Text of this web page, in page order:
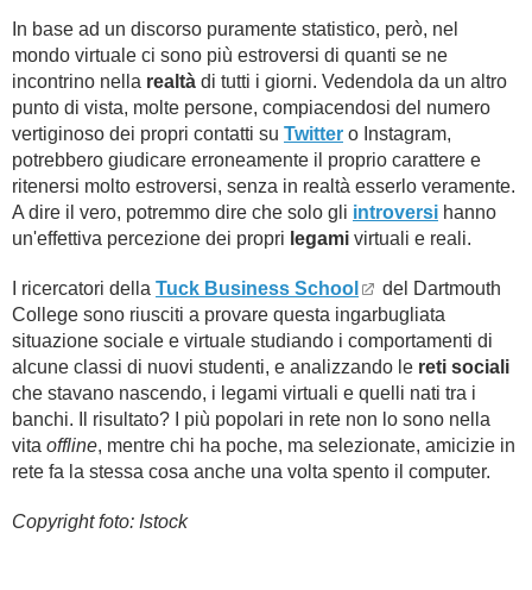
In base ad un discorso puramente statistico, però, nel
mondo virtuale ci sono più estroversi di quanti se ne
incontrino nella realtà di tutti i giorni. Vedendola da un altro
punto di vista, molte persone, compiacendosi del numero
vertiginoso dei propri contatti su Twitter o Instagram,
potrebbero giudicare erroneamente il proprio carattere e
ritenersi molto estroversi, senza in realtà esserlo veramente.
A dire il vero, potremmo dire che solo gli introversi hanno
un'effettiva percezione dei propri legami virtuali e reali.
I ricercatori della Tuck Business School
del Dartmouth
College sono riusciti a provare questa ingarbugliata
situazione sociale e virtuale studiando i comportamenti di
alcune classi di nuovi studenti, e analizzando le reti sociali
che stavano nascendo, i legami virtuali e quelli nati tra i
banchi. Il risultato? I più popolari in rete non lo sono nella
vita offline, mentre chi ha poche, ma selezionate, amicizie in
rete fa la stessa cosa anche una volta spento il computer.
Copyright foto: Istock